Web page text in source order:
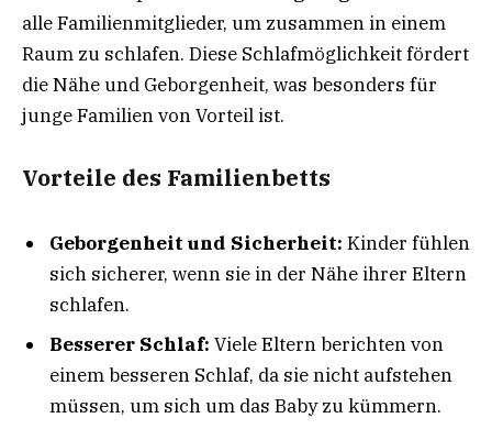
alle Familienmitglieder, um zusammen in einem
Raum zu schlafen. Diese Schlafmöglichkeit fördert
die Nähe und Geborgenheit, was besonders für
junge Familien von Vorteil ist.
Vorteile des Familienbetts
Geborgenheit und Sicherheit: Kinder fühlen
sich sicherer, wenn sie in der Nähe ihrer Eltern
schlafen.
Besserer Schlaf: Viele Eltern berichten von
einem besseren Schlaf, da sie nicht aufstehen
müssen, um sich um das Baby zu kümmern.